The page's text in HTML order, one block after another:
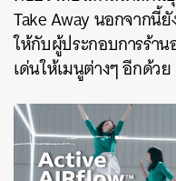
Take Away นอกจากนี้
ให้กับผู้ประกอบการร้า
เด่นให้เมนูต่างๆ อีกด้วย